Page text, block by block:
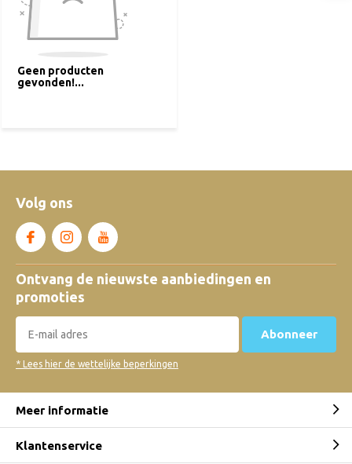
Geen producten
gevonden!...
Volg ons
Ontvang de nieuwste aanbiedingen en
promoties
Abonneer
* Lees hier de wettelijke beperkingen
Meer informatie
Klantenservice